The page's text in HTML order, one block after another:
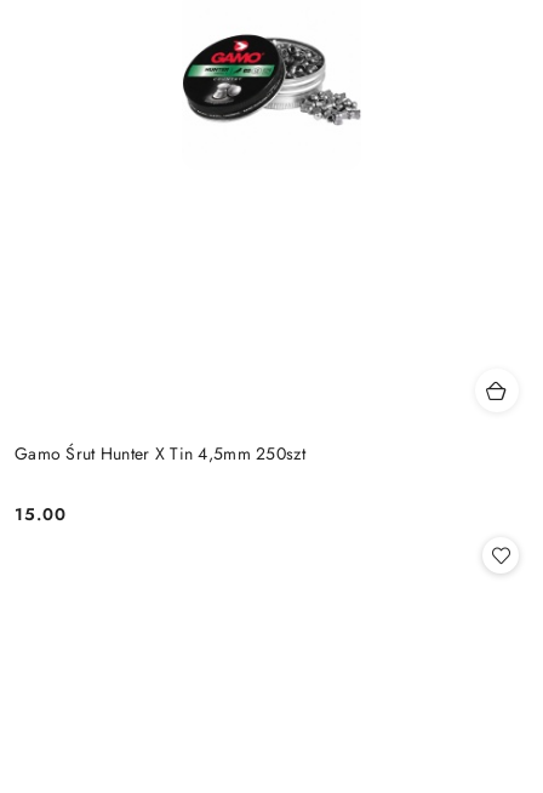
Gamo Śrut Hunter X Tin 4,5mm 250szt
Cena:
15.00